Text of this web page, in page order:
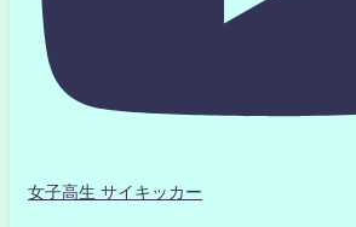
女子高生 サイキッカー